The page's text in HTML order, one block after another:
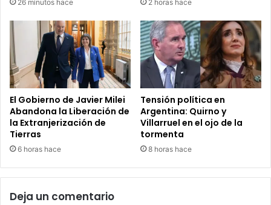
26 minutos hace 2 horas hace
El Gobierno de Javier Milei
Abandona la Liberación de
la Extranjerización de
Tierras
6 horas hace
Tensión política en
Argentina: Quirno y
Villarruel en el ojo de la
tormenta
8 horas hace
Deja un comentario